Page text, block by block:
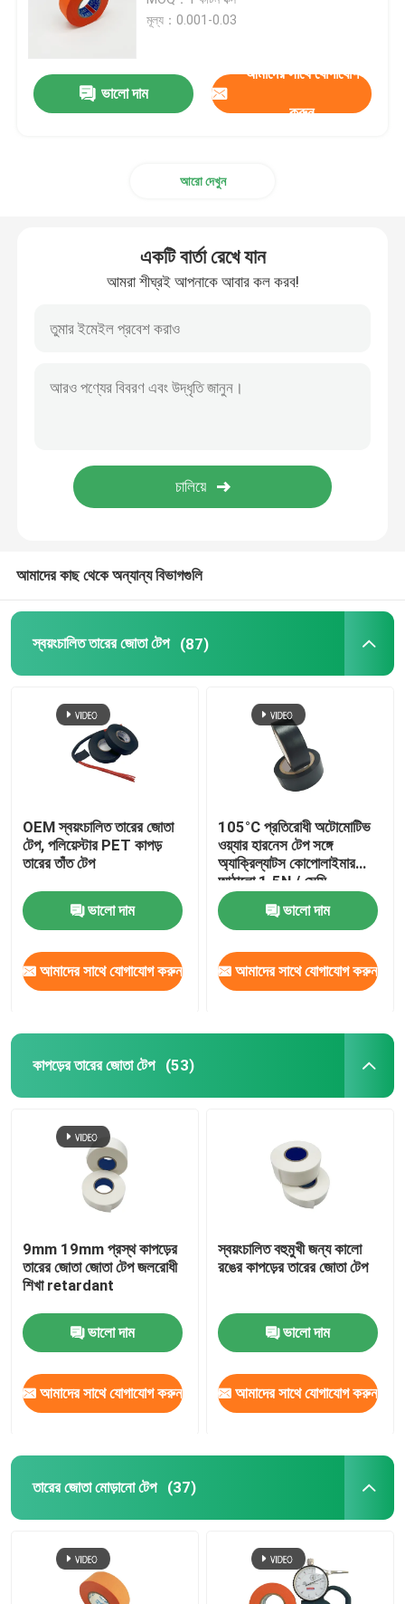
তারের জোতা মোড়ানো টেপ
ফ্লিস তারের টেপ
অন্তরণ পিভিসি টেপ
সহজ টিয়ার পিভিসি টেপ
কোন অবশিষ্টাংশ মাস্কিং টেপ
মূল্য：0.001-0.03
ভালো দাম
আমাদের সাথে যোগাযোগ
করুন
আরো দেখুন
একটি বার্তা রেখে যান
আমরা শীঘ্রই আপনাকে আবার কল করব!
আমাদের কাছ থেকে অন্যান্য বিভাগগুলি
স্বয়ংচালিত তারের জোতা টেপ (87)
OEM স্বয়ংচালিত তারের জোতা
টেপ, পলিয়েস্টার PET কাপড়
তারের তাঁত টেপ
ভালো দাম
আমাদের সাথে যোগাযোগ করুন
105°C প্রতিরোধী অটোমোটিভ
ওয়্যার হারনেস টেপ সঙ্গে
অ্যাক্রিল্যাটস কোপোলাইমার
আঠালো 1.5N / সেমি
ভালো দাম
আমাদের সাথে যোগাযোগ করুন
কাপড়ের তারের জোতা টেপ (53)
9mm 19mm প্রস্থ কাপড়ের
তারের জোতা জোতা টেপ জলরোধী
শিখা retardant
ভালো দাম
আমাদের সাথে যোগাযোগ করুন
স্বয়ংচালিত বহুমুখী জন্য কালো
রঙের কাপড়ের তারের জোতা টেপ
ভালো দাম
আমাদের সাথে যোগাযোগ করুন
তারের জোতা মোড়ানো টেপ (37)